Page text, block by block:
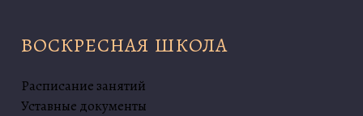
ВОСКРЕСНАЯ ШКОЛА
Расписание занятий
Уставные документы